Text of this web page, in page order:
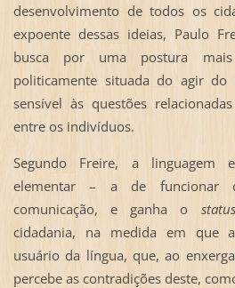
desenvolvimento de todos os
expoente dessas ideias, Paulo
busca por uma postura
politicamente situada do agir do
sensível às questões
entre os indivíduos.
Segundo Freire, a linguagem
elementar – a de funcionar
comunicação, e ganha o status
cidadania, na medida em que
usuário da língua, que, ao
percebe as contradições deste,